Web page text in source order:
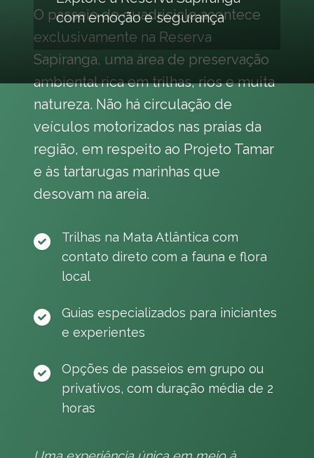
com emoção e segurança
O passeio de quadriciclo acontece
exclusivamente na Reserva
Sapiranga, uma área de preservação
ambiental rica em trilhas, rios e muita
natureza. Não há circulação de
veículos motorizados nas praias da
região, em respeito ao Projeto Tamar
e às tartarugas marinhas que
desovam na areia.
Trilhas na Mata Atlântica com
contato direto com a fauna e flora
local
Guias especializados para iniciantes
e experientes
Opções de passeios em grupo ou
privativos, com duração média de 2
horas